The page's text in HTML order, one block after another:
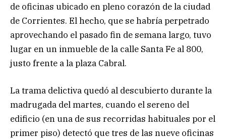
de oficinas ubicado en pleno corazón de la ciudad
de Corrientes. El hecho, que se habría perpetrado
aprovechando el pasado fin de semana largo, tuvo
lugar en un inmueble de la calle Santa Fe al 800,
justo frente a la plaza Cabral.
La trama delictiva quedó al descubierto durante la
madrugada del martes, cuando el sereno del
edificio (en una de sus recorridas habituales por el
primer piso) detectó que tres de las nueve oficinas